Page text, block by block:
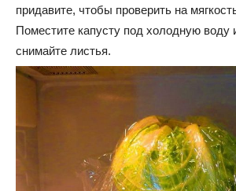
придавите, чтобы проверить на
Поместите капусту под холодную воду
снимайте листья.